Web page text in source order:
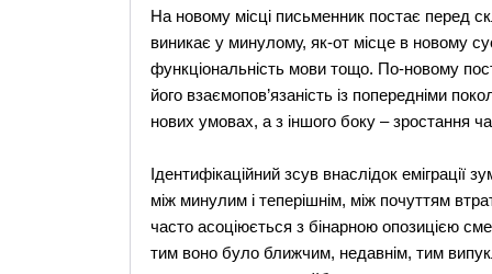
На новому місці письменник постає перед
виникає у минулому, як-от місце в новому
функціональність мови тощо. По-новому
його взаємопов’язаність із попередніми
нових умовах, а з іншого боку – зростання
Ідентифікаційний зсув внаслідок
між минулим і теперішнім, між почуттям
часто асоціюється з бінарною опозицією
тим воно було ближчим, недавнім, тим